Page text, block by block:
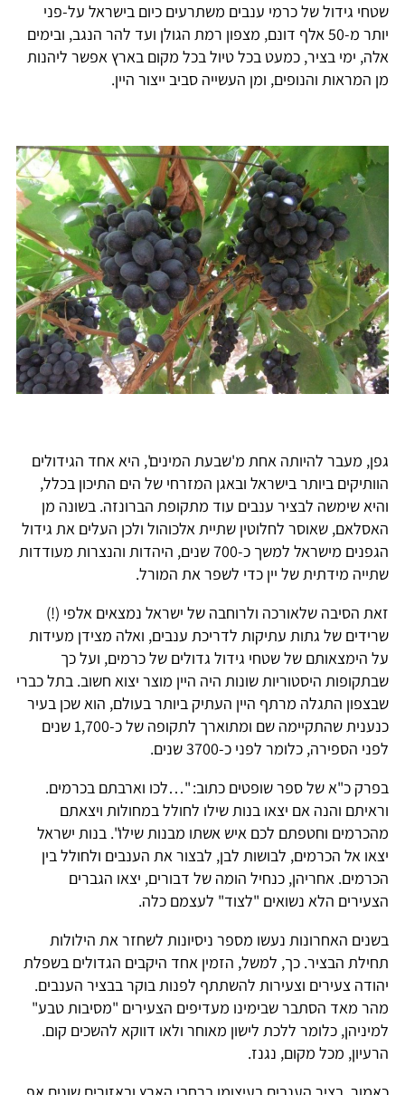
שטחי גידול של כרמי ענבים משתרעים כיום בישראל על-פני
יותר מ-50 אלף דונם, מצפון רמת הגולן ועד להר הנגב, ובימים
אלה, ימי בציר, כמעט בכל טיול בכל מקום בארץ אפשר ליהנות
מן המראות והנופים, ומן העשייה סביב ייצור היין.
גפן, מעבר להיותה אחת מ'שבעת המינים', היא אחד הגידולים
הוותיקים ביותר בישראל ובאגן המזרחי של הים התיכון בכלל,
והיא שימשה לבציר ענבים עוד מתקופת הברונזה. בשונה מן
האסלאם, שאוסר לחלוטין שתיית אלכוהול ולכן העלים את גידול
הגפנים מישראל למשך כ-700 שנים, היהדות והנצרות מעודדות
שתייה מידתית של יין כדי לשפר את המורל.
זאת הסיבה שלאורכה ולרוחבה של ישראל נמצאים אלפי (!)
שרידים של גתות עתיקות לדריכת ענבים, ואלה מצידן מעידות
על הימצאותם של שטחי גידול גדולים של כרמים, ועל כך
שבתקופות היסטוריות שונות היה היין מוצר יצוא חשוב. בתל כברי
שבצפון התגלה מרתף היין העתיק ביותר בעולם, הוא שכן בעיר
כנענית שהתקיימה שם ומתוארך לתקופה של כ-1,700 שנים
לפני הספירה, כלומר לפני כ-3700 שנים.
בפרק כ"א של ספר שופטים כתוב: "…לכו וארבתם בכרמים.
וראיתם והנה אם יצאו בנות שילו לחולל במחולות ויצאתם
מהכרמים וחטפתם לכם איש אשתו מבנות שילו". בנות ישראל
יצאו אל הכרמים, לבושות לבן, לבצור את הענבים ולחולל בין
הכרמים. אחריהן, כנחיל הומה של דבורים, יצאו הגברים
הצעירים הלא נשואים "לצוד" לעצמם כלה.
בשנים האחרונות נעשו מספר ניסיונות לשחזר את הילולות
תחילת הבציר. כך, למשל, הזמין אחד היקבים הגדולים בשפלת
יהודה צעירים וצעירות להשתתף לפנות בוקר בבציר הענבים.
מהר מאד הסתבר שבימינו מעדיפים הצעירים "מסיבות טבע"
למיניהן, כלומר ללכת לישון מאוחר ולאו דווקא להשכים קום.
הרעיון, מכל מקום, נגנז.